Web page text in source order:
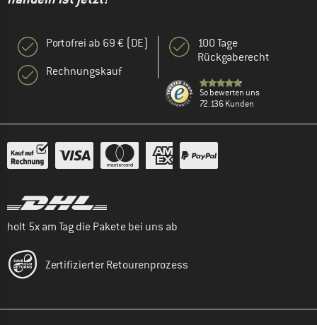
Portofrei ab 69 € (DE)
Rechnungskauf
100 Tage
Rückgaberecht
So bewerten uns
72.136 Kunden
holt 5x am Tag die Pakete bei uns ab
Zertifizierter Retourenprozess